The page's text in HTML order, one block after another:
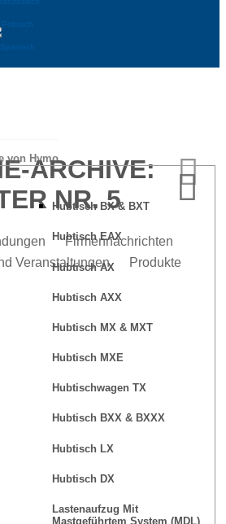
von Hymo
Hubtisch BX & BXT
Hubtisch EAX
Hubtisch AX
Hubtisch AXX
Hubtisch MX & MXT
Hubtisch MXE
Hubtischwagen TX
Hubtisch BXX & BXXX
Hubtisch LX
Hubtisch DX
Lastenaufzug Mit
Mastgeführtem System (MDL)
ARCHIVE:
NR. 5
Firmennachrichten
Veranstaltungen
Produkte